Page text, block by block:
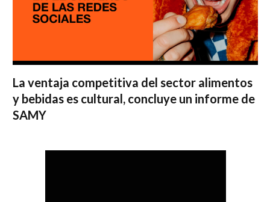
La ventaja competitiva del sector alimentos
y bebidas es cultural, concluye un informe de
SAMY